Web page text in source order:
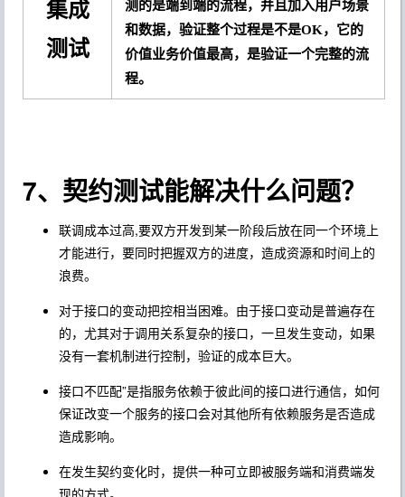
集成
测试
测的是端到端的流程，并且加入用户场景
和数据，验证整个过程是不是OK，它的
价值业务价值最高，是验证一个完整的流
程。
7、契约测试能解决什么问题？
联调成本过高,要双方开发到某一阶段后放在同一个环境上
才能进行，要同时把握双方的进度，造成资源和时间上的
浪费。
对于接口的变动把控相当困难。由于接口变动是普遍存在
的，尤其对于调用关系复杂的接口，一旦发生变动，如果
没有一套机制进行控制，验证的成本巨大。
接口不匹配”是指服务依赖于彼此间的接口进行通信，如何
保证改变一个服务的接口会对其他所有依赖服务是否造成
造成影响。
在发生契约变化时，提供一种可立即被服务端和消费端发